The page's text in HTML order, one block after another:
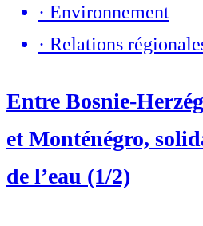
· Environnement
· Relations
Entre Bosnie-
et Monténégro,
de l’eau (1/2)